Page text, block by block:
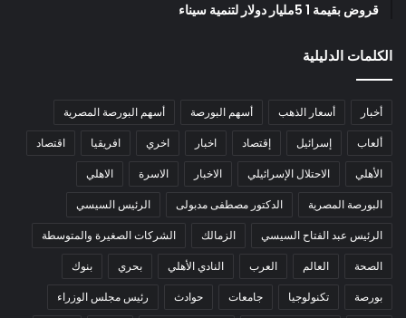
قروض بقيمة 1 5مليار دولار لتنمية سيناء
الكلمات الدليلية
أخبار أسعار الذهب أسهم البورصة أسهم البورصة المصرية
ألعاب إسرائيل إقتصاد اخبار اخري افريقيا اقتصاد
الأهلي الاحتلال الإسرائيلي الاخبار الاسرة الاهلي
البورصة المصرية الدكتور مصطفى مدبولى الرئيس السيسي
الرئيس عبد الفتاح السيسي الزمالك الشركات الصغيرة والمتوسطة
الصحة العالم العرب النادي الأهلي بحري بنوك
بورصة تكنولوجيا جامعات حوادث رئيس مجلس الوزراء